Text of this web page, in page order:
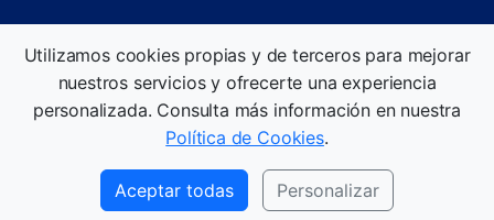
informativas.
©2026 Comparandonos. Todos los derechos reservados.
Utilizamos cookies propias y de terceros para mejorar
nuestros servicios y ofrecerte una experiencia
personalizada. Consulta más información en nuestra
Política de Cookies.
Aceptar todas Personalizar